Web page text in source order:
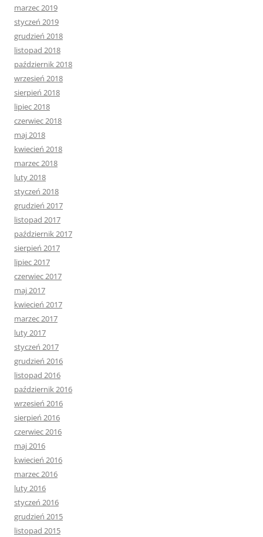
marzec 2019
styczeń 2019
grudzień 2018
listopad 2018
październik 2018
wrzesień 2018
sierpień 2018
lipiec 2018
czerwiec 2018
maj 2018
kwiecień 2018
marzec 2018
luty 2018
styczeń 2018
grudzień 2017
listopad 2017
październik 2017
sierpień 2017
lipiec 2017
czerwiec 2017
maj 2017
kwiecień 2017
marzec 2017
luty 2017
styczeń 2017
grudzień 2016
listopad 2016
październik 2016
wrzesień 2016
sierpień 2016
czerwiec 2016
maj 2016
kwiecień 2016
marzec 2016
luty 2016
styczeń 2016
grudzień 2015
listopad 2015